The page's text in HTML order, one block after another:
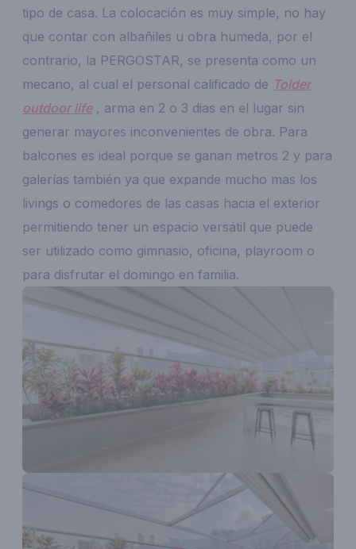
tipo de casa. La colocación es muy simple, no hay
que contar con albañiles u obra humeda, por el
contrario, la PERGOSTAR, se presenta como un
mecano, al cual el personal calificado de Tolder
outdoor life, arma en 2 o 3 dias en el lugar sin
generar mayores inconvenientes de obra. Para
balcones es ideal porque se ganan metros 2 y para
galerías también ya que expande mucho mas los
livings o comedores de las casas hacia el exterior
permitiendo tener un espacio versátil que puede
ser utilizado como gimnasio, oficina, playroom o
para disfrutar el domingo en familia.